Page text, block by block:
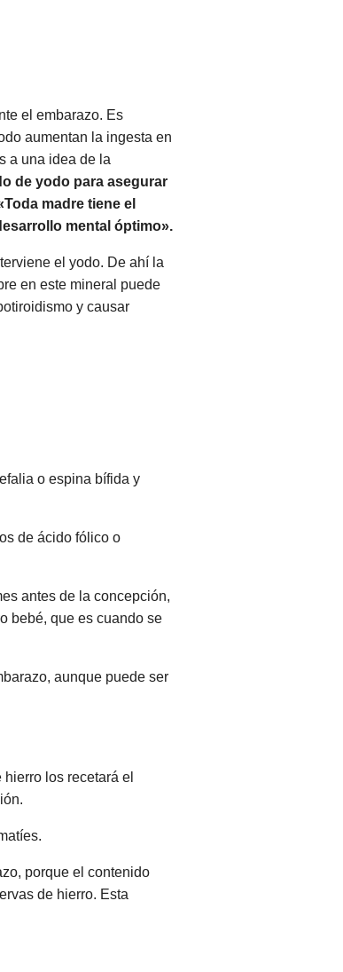
el embarazo. Es
aumentan la ingesta en
a una idea de la
de yodo para asegurar
madre tiene el
mental óptimo».
el yodo. De ahí la
en este mineral puede
y causar
o espina bífida y
de ácido fólico o
antes de la concepción,
bebé, que es cuando se
aunque puede ser
los recetará el
porque el contenido
de hierro. Esta